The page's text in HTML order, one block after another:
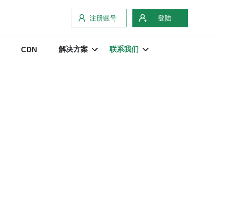
注册账号 登陆
CDN 解决方案 联系我们